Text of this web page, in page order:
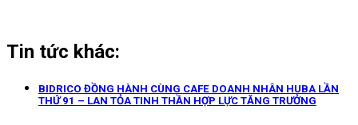
Tin tức khác:
BIDRICO ĐỒNG HÀNH CÙNG CAFE DOANH NHÂN HUBA LẦN
THỨ 91 – LAN TỎA TINH THẦN HỢP LỰC TĂNG TRƯỞNG